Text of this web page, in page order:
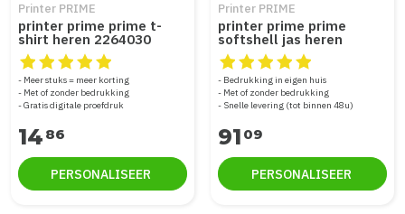
Printer PRIME
printer prime prime t-
shirt heren 2264030
De beoordeling van dit product is5 van de 5
Meer stuks = meer korting
Met of zonder bedrukking
Gratis digitale proefdruk
14 86
PERSONALISEER
Printer PRIME
printer prime prime
softshell jas heren
2261065
De beoordeling van dit
Bedrukking in eigen huis
Met of zonder bedrukking
Snelle levering (tot binnen 48u)
91 09
PERSONALISEER